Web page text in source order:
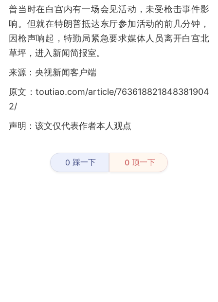
普当时在白宫内有一场会见活动，未受枪击事件影
响。但就在特朗普抵达东厅参加活动的前几分钟，
因枪声响起，特勤局紧急要求媒体人员离开白宫北
草坪，进入新闻简报室。
来源：央视新闻客户端
原文：toutiao.com/article/763618821848381904
2/
声明：该文仅代表作者本人观点
0 踩一下 0 顶一下